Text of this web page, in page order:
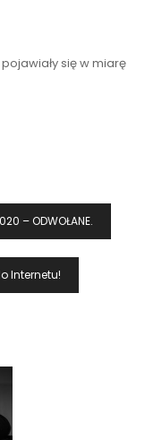
się w miarę
– ODWOŁANE.
Internetu!